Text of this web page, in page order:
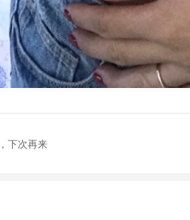
下次再来